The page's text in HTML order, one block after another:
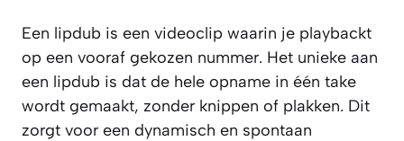
Een lipdub is een videoclip waarin je playbackt
op een vooraf gekozen nummer. Het unieke aan
een lipdub is dat de hele opname in één take
wordt gemaakt, zonder knippen of plakken. Dit
zorgt voor een dynamisch en spontaan